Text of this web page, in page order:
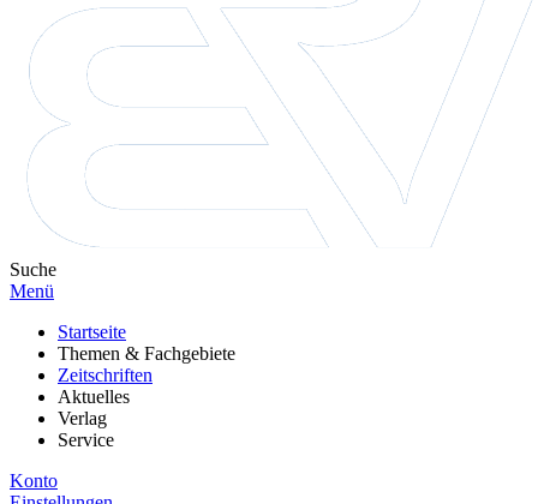
Suche
Menü
Startseite
Themen & Fachgebiete
Zeitschriften
Aktuelles
Verlag
Service
Konto